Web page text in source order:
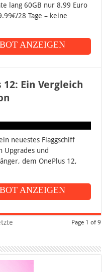
lang 60GB nur 8.99 Euro
28 Tage – keine
ANZEIGEN
12: Ein Vergleich
neuestes Flaggschiff
Upgrades und
dem OnePlus 12,
ANZEIGEN
Page 1 of 9